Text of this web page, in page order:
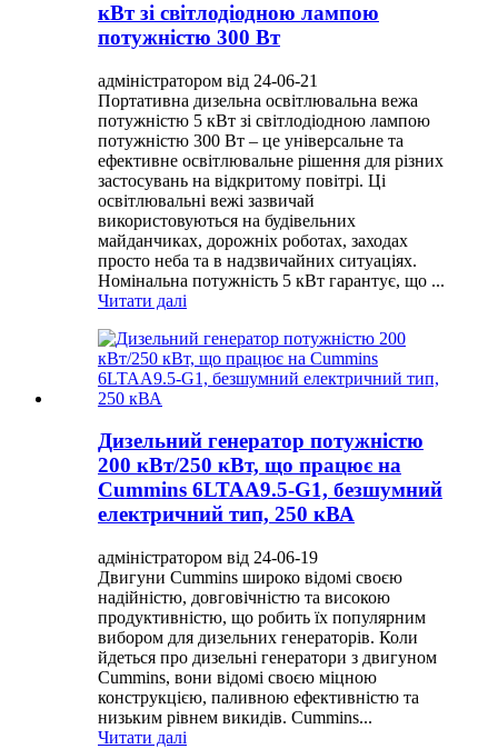
кВт зі світлодіодною лампою
потужністю 300 Вт
адміністратором від 24-06-21
Портативна дизельна освітлювальна вежа
потужністю 5 кВт зі світлодіодною лампою
потужністю 300 Вт – це універсальне та
ефективне освітлювальне рішення для різних
застосувань на відкритому повітрі. Ці
освітлювальні вежі зазвичай
використовуються на будівельних
майданчиках, дорожніх роботах, заходах
просто неба та в надзвичайних ситуаціях.
Номінальна потужність 5 кВт гарантує, що ...
Читати далі
Дизельний генератор потужністю
200 кВт/250 кВт, що працює на
Cummins 6LTAA9.5-G1, безшумний
електричний тип, 250 кВА
адміністратором від 24-06-19
Двигуни Cummins широко відомі своєю
надійністю, довговічністю та високою
продуктивністю, що робить їх популярним
вибором для дизельних генераторів. Коли
йдеться про дизельні генератори з двигуном
Cummins, вони відомі своєю міцною
конструкцією, паливною ефективністю та
низьким рівнем викидів. Cummins...
Читати далі